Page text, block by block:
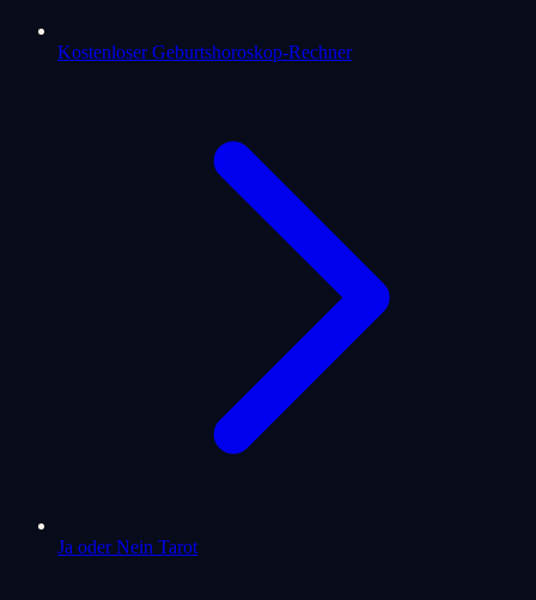
Kostenloser Geburtshoroskop-Rechner
Ja oder Nein Tarot